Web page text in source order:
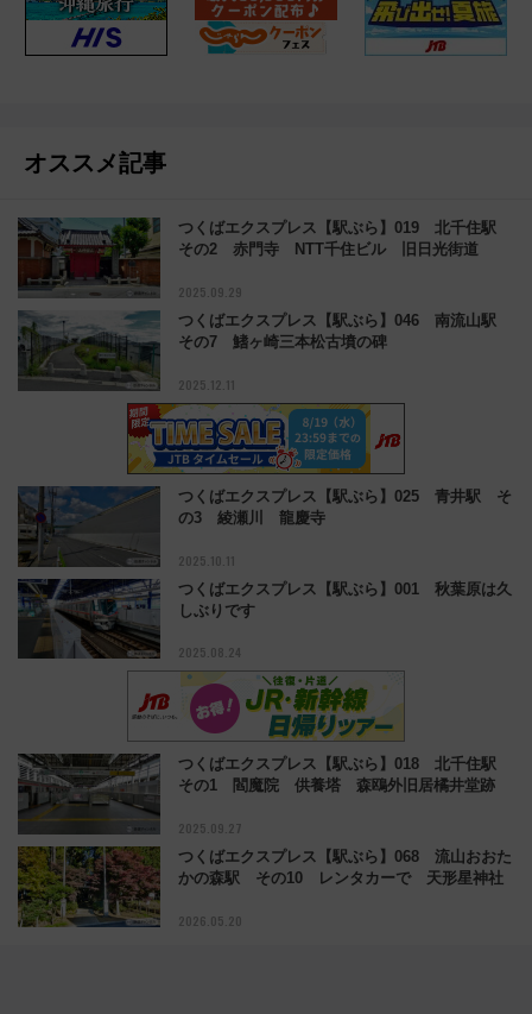
オススメ記事
つくばエクスプレス【駅ぶら】019 北千住駅
その2 赤門寺 NTT千住ビル 旧日光街道
2025.09.29
つくばエクスプレス【駅ぶら】046 南流山駅
その7 鰭ヶ崎三本松古墳の碑
2025.12.11
つくばエクスプレス【駅ぶら】025 青井駅 そ
の3 綾瀬川 龍慶寺
2025.10.11
つくばエクスプレス【駅ぶら】001 秋葉原は久
しぶりです
2025.08.24
つくばエクスプレス【駅ぶら】018 北千住駅
その1 閻魔院 供養塔 森鴎外旧居橘井堂跡
2025.09.27
つくばエクスプレス【駅ぶら】068 流山おおた
かの森駅 その10 レンタカーで 天形星神社
2026.05.20